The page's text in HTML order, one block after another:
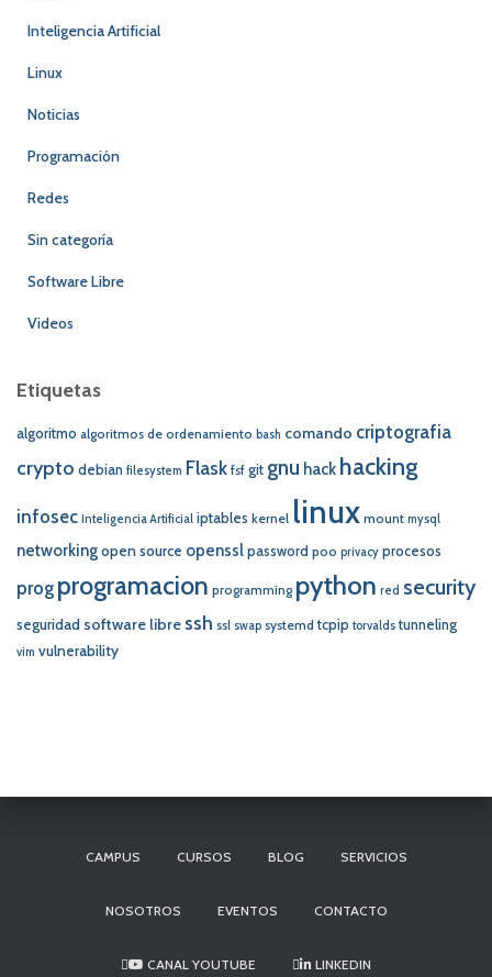
Inteligencia Artificial
Linux
Noticias
Programación
Redes
Sin categoría
Software Libre
Videos
Etiquetas
algoritmo algoritmos de ordenamiento bash comando criptografia
crypto debian filesystem Flask fsf git gnu hack hacking
infosec Inteligencia Artificial iptables kernel linux mount mysql
networkingopen source openssl password poo privacy procesos
prog programacion programming python red security
seguridad software libre ssh ssl swap systemd tcpip torvalds tunneling
vim vulnerability
CAMPUS CURSOS BLOG SERVICIOS
NOSOTROS EVENTOS CONTACTO
CANAL YOUTUBE LINKEDIN